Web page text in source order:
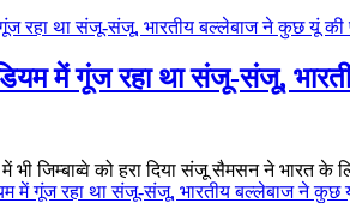
में गूंज रहा था संजू-संजू,
भी जिम्बाब्वे को हरा दिया संजू सैमसन ने भारत
में गूंज रहा था संजू-संजू, भारतीय बल्लेबाज ने कुछ यूं